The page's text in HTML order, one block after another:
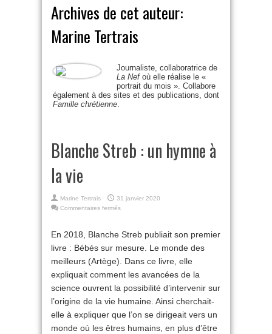
Archives de cet auteur:
Marine Tertrais
Journaliste, collaboratrice de
La Nefoù elle réalise le «
portrait du mois ». Collabore
également à des sites et des publications, dont
Famille chrétienne.
Blanche Streb : un hymne à
la vie
Marine Tertrais
31 janvier 2020
Commentaires fermés
:
un
à
la
En 2018, Blanche Streb publiait son premier
livre : Bébés sur mesure. Le monde des
meilleurs (Artège). Dans ce livre, elle
expliquait comment les avancées de la
science ouvrent la possibilité d’intervenir sur
l’origine de la vie humaine. Ainsi cherchait-
elle à expliquer que l’on se dirigeait vers un
monde où les êtres humains, en plus d’être